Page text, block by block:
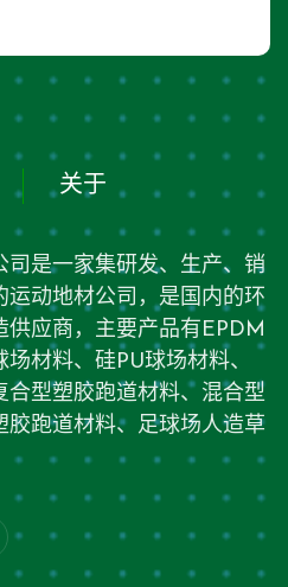
关于
司是一家集研发、生产、销
动地材公司，是国内的环
供应商，主要产品有EPDM
材料、硅PU球场材料、
合型塑胶跑道材料、混合型
胶跑道材料、足球场人造草